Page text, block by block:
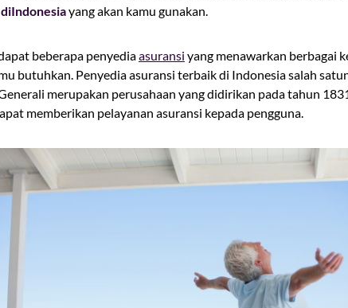
yang akan kamu gunakan.
beberapa penyediaasuransi yang menawarkan berbagai
butuhkan. Penyedia asuransi terbaik di Indonesia salah
merupakan perusahaan yang didirikan pada tahun
memberikan pelayanan asuransi kepada pengguna.